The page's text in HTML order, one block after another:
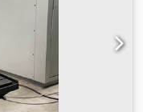
Maschinen-
mm, T-Nuten
Abstand Spindel-
von Hand,
Maschinenhöhe: 840